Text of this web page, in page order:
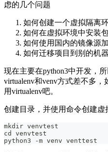
虑的几个问题
如何创建一个虚拟隔离
如何在虚拟环境中安装
如何使用国内的镜像源
如何迁移项目到别的机
现在主要在python3中开发，
virtualenv和venv方式差不多
用virtualenv吧。
创建目录，并使用命令创建虚
mkdir venvtest
cd venvtest
python3 -m venv venttest